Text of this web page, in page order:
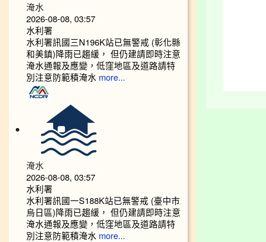
淹水
2026-08-08, 03:57
水利署
水利署訊國三N196K站已無警戒 (彰化縣
和美鎮)降雨已趨緩， 但仍建請即時注意
淹水通報及應變，低窪地區及道路請特
別注意防範積淹水 more...
淹水
2026-08-08, 03:57
水利署
水利署訊國一S188K站已無警戒 (臺中市
烏日區)降雨已趨緩， 但仍建請即時注意
淹水通報及應變，低窪地區及道路請特
別注意防範積淹水 more...